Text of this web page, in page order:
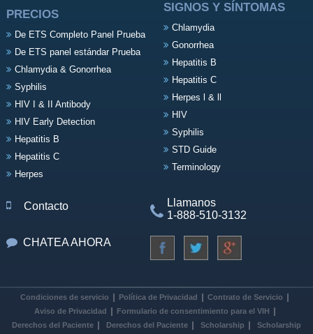
PRECIOS
De ETS Completo Panel Prueba
De ETS panel estándar Prueba
Chlamydia & Gonorrhea
Syphilis
HIV I & II Antibody
HIV Early Detection
Hepatitis B
Hepatitis C
Herpes
SIGNOS Y SÍNTOMAS
Chlamydia
Gonorrhea
Hepatitis B
Hepatitis C
Herpes l & ll
HIV
Syphilis
STD Guide
Terminology
Contacto
Llamanos
1-888-510-3132
CHATEA AHORA
Condiciones de servicio Política de Privacidad
Contrato de Servicio
Aviso de Privacidad
Formulario de consentimiento para el VIH
Derechos del Paciente
Derechos del Paciente Scholarship Scholarship